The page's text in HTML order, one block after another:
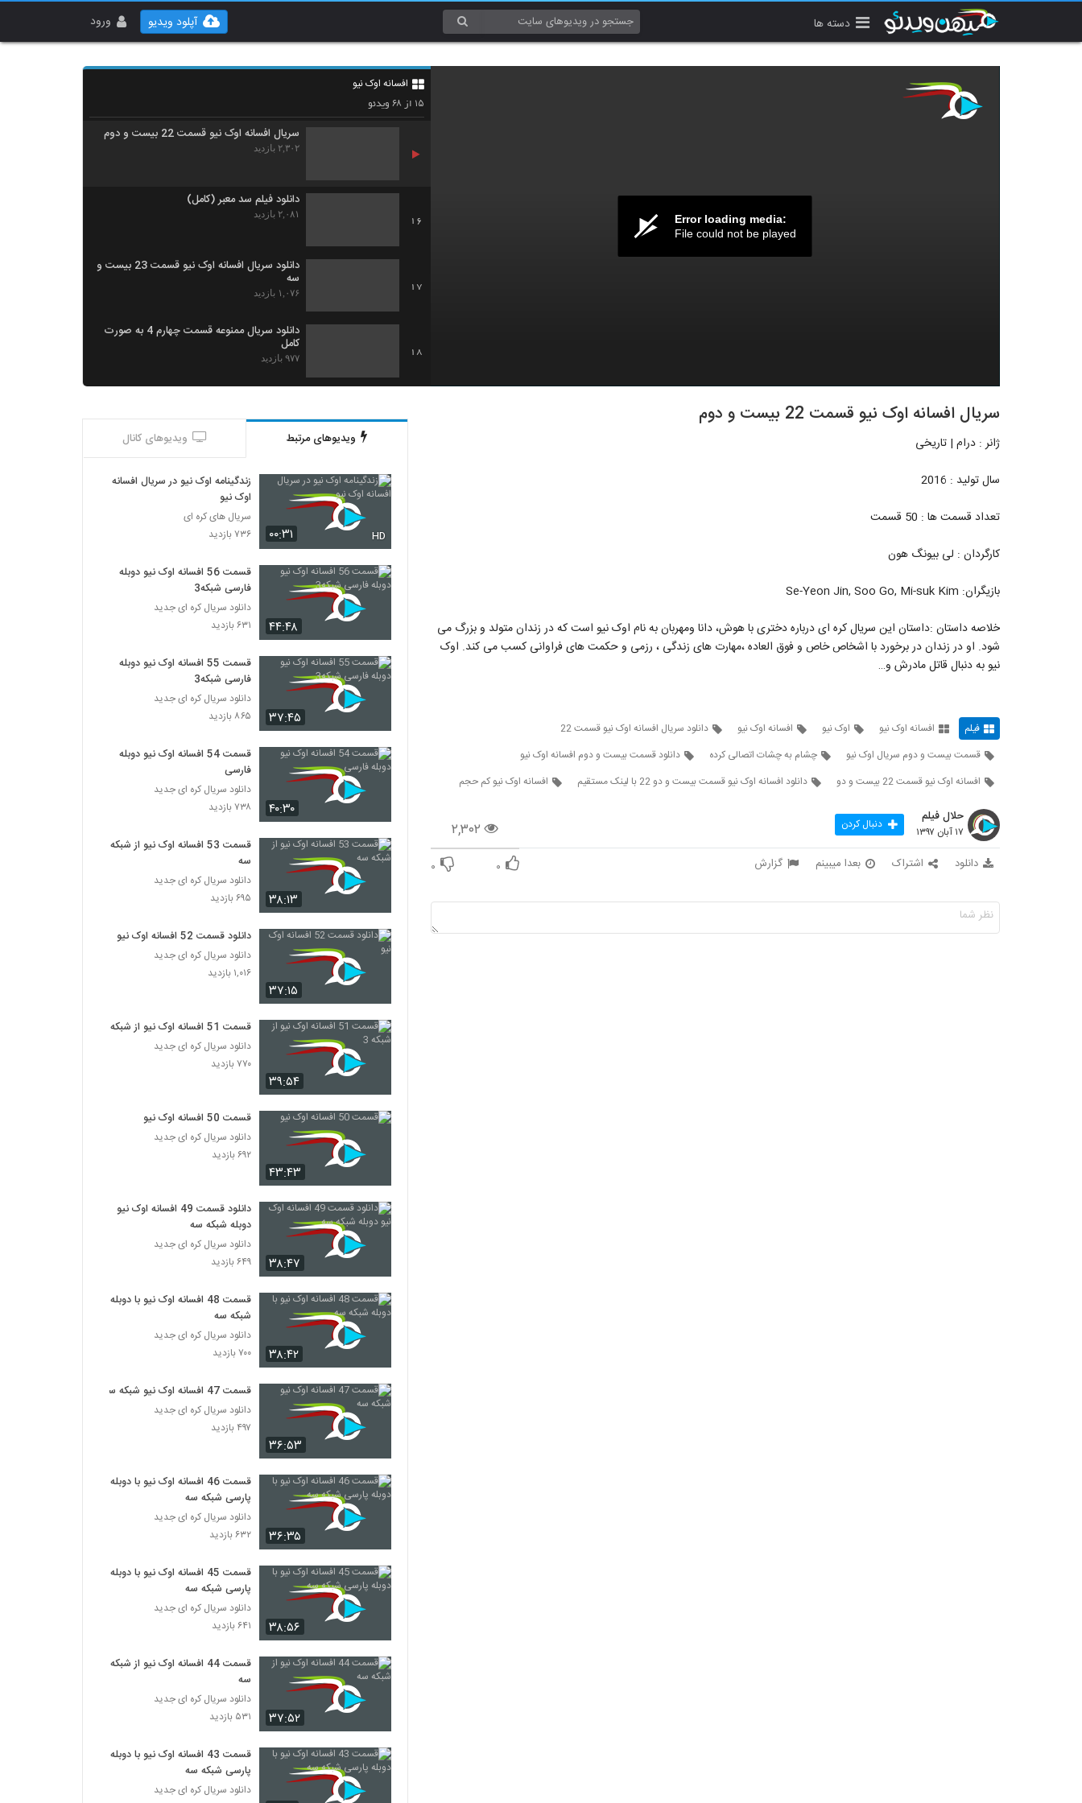
دسته ها ورود آپلود ویدیو
Error loading media:
File could not be played
افسانه اوک نیو
۱۵ از ۶۸ویدئو
14
سریال افسانه اوک نیو قسمت 21بیست و یکم
سریال افسانه اوک نیو قسمت 22 بیست و دوم
۲,۳۰۲ بازدید
16
دانلود فیلم سد معبر (کامل)
۲,۰۸۱ بازدید
17
دانلود سریال افسانه اوک نیو قسمت 23 بیست و
سه
۱,۰۷۶ بازدید
18
دانلود سریال ممنوعه قسمت چهارم 4 به صورت
کامل
۹۷۷ بازدید
سریال افسانه اوک نیو قسمت 25 بیست و پنجم
۱,۹۸۱ بازدید
سریال افسانه اوک نیو قسمت 26 بیست و شش
۶۳۴ بازدید
سریال افسانه اوک نیو قسمت 27 بیست و هفت
سریال افسانه اوک نیو قسمت 28 بیست و
هشت
۴۱۴ بازدید
سریال افسانه اوک نیو قسمت 29 بیست و نه
سریال افسانه اوک نیو قسمت 30 سی
۸۱۲ بازدید
سریال اوک نیو قسمت 31 سی و یک
۳۶۳ بازدید
۳۴۲ بازدید
سریال اوک نیو قسمت 33 سی و سه
۳۲۵ بازدید
سریال اوک نیو قسمت 34 سی و چهار
سریال اوک نیو قسمت 35 سی و پنج
۱,۷۳۴ بازدید
سریال اوک نیو قسمت 36 سی و شش
سریال اوک نیو قسمت 37 سی و هفت
۳۳۷ بازدید
سریال اوک نیو قسمت 38 سی و هشت
۳۲۱ بازدید
سریال اوک نیو قسمت 39 سی و نه
۴۱۸ بازدید
سریال اوک نیو قسمت 40 چهل
۳۷۶ بازدید
سریال افسانه اوک نیو قسمت 41 چهل و یک
۳۵۰ بازدید
سریال افسانه اوک نیو قسمت 42 چهل و دو
۳۰۹ بازدید
سریال افسانه اوک نیو قسمت 43 چهل و سه
۳۴۲ بازدید
سریال افسانه اوک نیو قسمت 44 چهل و چهار
۳۵۳ بازدید
سریال افسانه اوک نیو قسمت 45 چهل و پنج
سریال افسانه اوک نیو قسمت 22 بیست و دوم
ژانر : درام | تاریخی
سال تولید : 2016
تعداد قسمت ها : 50 قسمت
کارگردان : لی بیونگ هون
بازیگران: Se-Yeon Jin, Soo Go, Mi-suk Kim
خلاصه داستان :داستان این سریال کره ای درباره دختری با هوش، دانا ومهربان به نام اوک نیو است که در زندان متولد و بزرگ می
شود. او در زندان در برخورد با اشخاص خاص و فوق العاده ،مهارت های زندگی ، رزمی و حکمت های فراوانی کسب می کند. اوک
نیو به دنبال قاتل مادرش و…
فیلم افسانه اوک نیو اوک نیو افسانه اوک نیو
دانلود سریال افسانه اوک نیو قسمت 22
قسمت بیست و دوم سریال اوک نیو
چشام به چشات اتصالی کرده
دانلود قسمت بیست و دوم افسانه اوک نیو
افسانه اوک نیو قسمت 22 بیست و دو
دانلود افسانه اوک نیو قسمت بیست و دو 22 با لینک مستقیم افسانه اوک نیو کم حجم
۲,۳۰۲
حلال فیلم
۱۷ آبان ۱۳۹۷ دنبال کردن
دانلود اشتراک بعدا میبینم گزارش ۰ ۰
ویدیوهای مرتبط ویدیوهای کانال
۰۰:۳۱ HD
زندگینامه اوک نیو در سریال افسانه
اوک نیو
سریال های کره ای
۷۳۶ بازدید
۴۴:۴۸
قسمت 56 افسانه اوک نیو دوبله
فارسی شبکه3
دانلود سریال کره ای جدید
۶۳۱ بازدید
۳۷:۴۵
قسمت 55 افسانه اوک نیو دوبله
فارسی شبکه3
دانلود سریال کره ای جدید
۸۶۵ بازدید
۴۰:۳۰
قسمت 54 افسانه اوک نیو دوبله
فارسی
دانلود سریال کره ای جدید
۷۳۸ بازدید
۳۸:۱۳
قسمت 53 افسانه اوک نیو از شبکه
سه
دانلود سریال کره ای جدید
۶۹۵ بازدید
۳۷:۱۵
دانلود قسمت 52 افسانه اوک نیو
دانلود سریال کره ای جدید
۱,۰۱۶ بازدید
۳۹:۵۴
قسمت 51 افسانه اوک نیو از شبکه 3
دانلود سریال کره ای جدید
۷۷۰ بازدید
۴۳:۴۳
قسمت 50 افسانه اوک نیو
دانلود سریال کره ای جدید
۶۹۲ بازدید
۳۸:۴۷
دانلود قسمت 49 افسانه اوک نیو
دوبله شبکه سه
دانلود سریال کره ای جدید
۶۴۹ بازدید
۳۸:۴۲
قسمت 48 افسانه اوک نیو با دوبله
شبکه سه
دانلود سریال کره ای جدید
۷۰۰ بازدید
۳۶:۵۳
قسمت 47 افسانه اوک نیو شبکه سه
دانلود سریال کره ای جدید
۴۹۷ بازدید
۳۶:۳۵
قسمت 46 افسانه اوک نیو با دوبله
پارسی شبکه سه
دانلود سریال کره ای جدید
۶۳۲ بازدید
۳۸:۵۶
قسمت 45 افسانه اوک نیو با دوبله
پارسی شبکه سه
دانلود سریال کره ای جدید
۶۴۱ بازدید
۳۷:۵۲
قسمت 44 افسانه اوک نیو از شبکه
سه
دانلود سریال کره ای جدید
۵۳۱ بازدید
قسمت 43 افسانه اوک نیو با دوبله
پارسی شبکه سه
دانلود سریال کره ای جدید